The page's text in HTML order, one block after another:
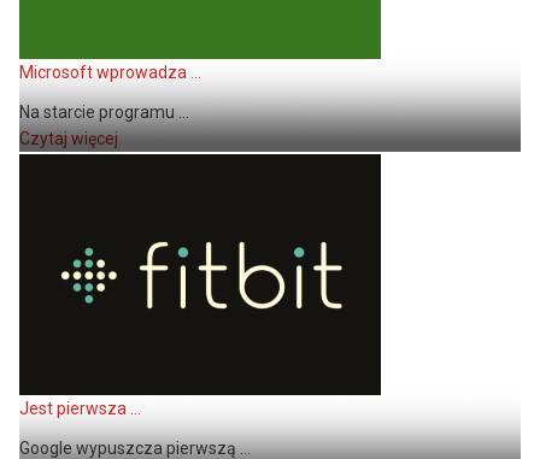
Microsoft wprowadza ...
Na starcie programu ...
Czytaj więcej
Jest pierwsza ...
Google wypuszcza pierwszą ...